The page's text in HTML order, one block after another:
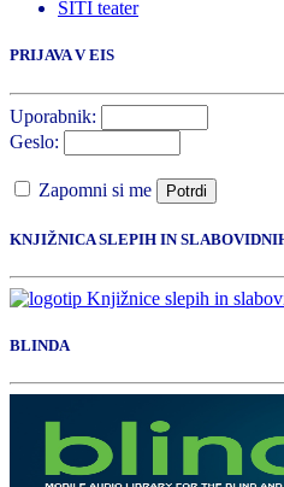
SITI teater
PRIJAVA V EIS
Uporabnik:
Geslo:
Zapomni si me Potrdi
KNJIŽNICA SLEPIH IN
BLINDA